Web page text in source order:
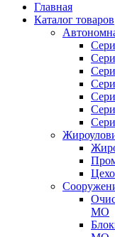
Главная
Каталог товаров
МО